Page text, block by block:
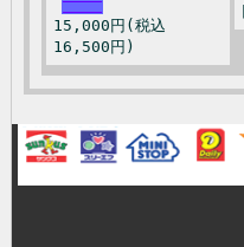
15,000円(税込
16,500円)